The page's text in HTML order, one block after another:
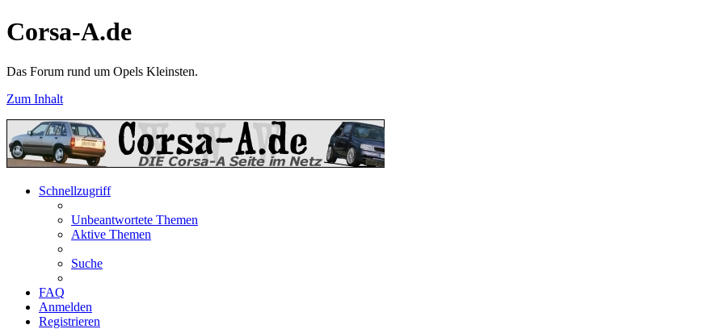
Corsa-A.de
Das Forum rund um Opels Kleinsten.
Zum Inhalt
Schnellzugriff
Unbeantwortete Themen
Aktive Themen
Suche
FAQ
Anmelden
Registrieren